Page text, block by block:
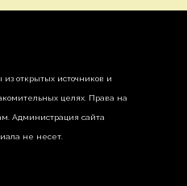
открытых источников и
целях. Права на
Администрация сайта
не несет.